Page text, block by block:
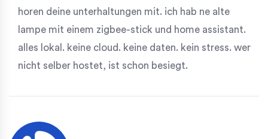
horen deine unterhaltungen mit. ich hab ne alte
lampe mit einem zigbee-stick und home assistant.
alles lokal. keine cloud. keine daten. kein stress. wer
nicht selber hostet, ist schon besiegt.